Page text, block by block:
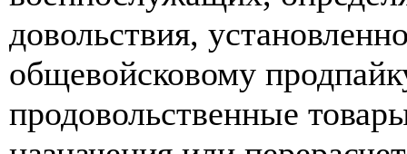
довольствия,
общевойсковому
продовольственные